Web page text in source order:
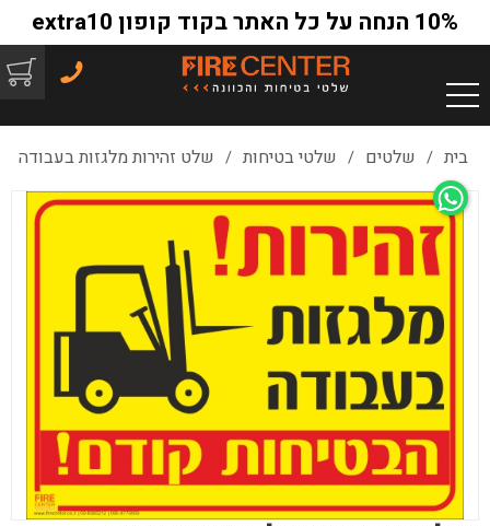
10% הנחה על כל האתר בקוד קופון extra10
בית / שלטים / שלטי בטיחות / שלט זהירות מלגזות בעבודה